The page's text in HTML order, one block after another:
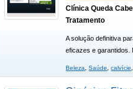
Clínica Queda
Tratamento
A solução definitiva
eficazes e garantidos.
Beleza,Saúde,calvície